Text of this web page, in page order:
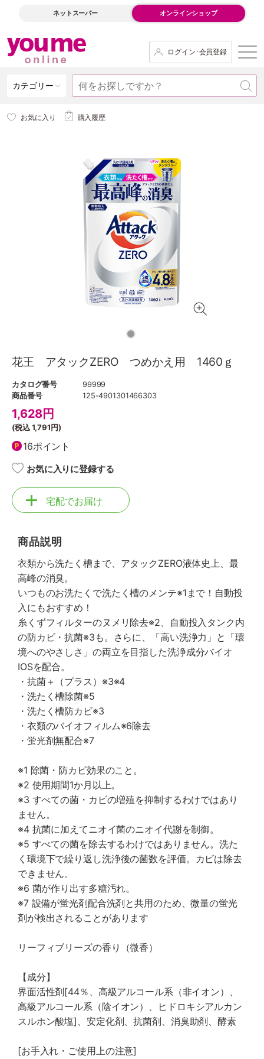
ネットスーパー オンラインショップ
ログイン･会員登録
カテゴリー
お気に入り 購入履歴
花王 アタックZERO つめかえ用 1460ｇ
カタログ番号
99999
商品番号
125-4901301466303
1,628円
(税込1,791円)
16ポイント
お気に入りに登録する
宅配でお届け
商品説明
衣類から洗たく槽まで、アタックZERO液体史上、最
高峰の消臭。
いつものお洗たくで洗たく槽のメンテ※1まで！自動投
入にもおすすめ！
糸くずフィルターのヌメリ除去※2、自動投入タンク内
の防カビ・抗菌※3も。さらに、「高い洗浄力」と「環
境へのやさしさ」の両立を目指した洗浄成分バイオ
IOSを配合。
・抗菌＋（プラス）※3※4
・洗たく槽除菌※5
・洗たく槽防カビ※3
・衣類のバイオフィルム※6除去
・蛍光剤無配合※7
※1 除菌・防カビ効果のこと。
※2 使用期間1か月以上。
※3 すべての菌・カビの増殖を抑制するわけではあり
ません。
※4 抗菌に加えてニオイ菌のニオイ代謝を制御。
※5 すべての菌を除去するわけではありません。洗た
く環境下で繰り返し洗浄後の菌数を評価。カビは除去
できません。
※6 菌が作り出す多糖汚れ。
※7 設備が蛍光剤配合洗剤と共用のため、微量の蛍光
剤が検出されることがあります
リーフィブリーズの香り（微香）
【成分】
界面活性剤[44％、高級アルコール系（非イオン）、
高級アルコール系（陰イオン）、ヒドロキシアルカン
スルホン酸塩]、安定化剤、抗菌剤、消臭助剤、酵素
[お手入れ・ご使用上の注意]